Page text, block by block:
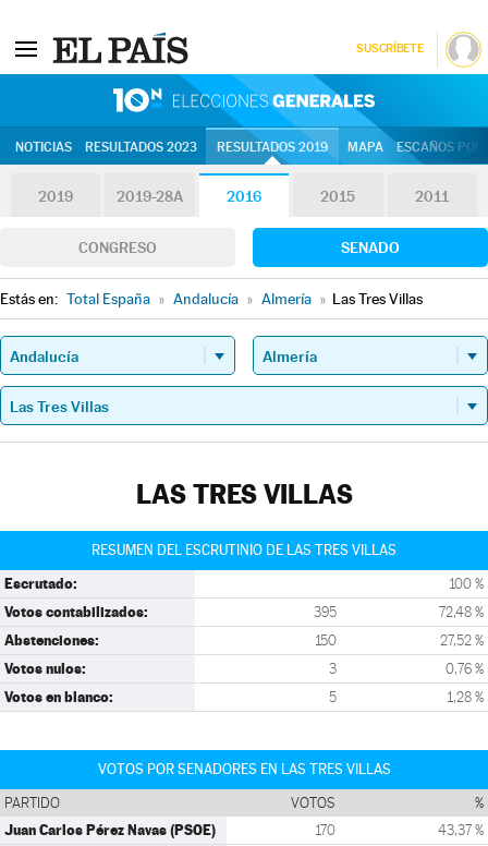
SUSCRÍBETE
NOTICIAS RESULTADOS 2023 RESULTADOS 2019 MAPA ESCAÑOS
2019 2019-28A 2016 2015 2011
CONGRESO SENADO
Estás en: Total España » Andalucía » Almería » Las Tres Villas
LAS TRES VILLAS
RESUMEN DEL ESCRUTINIO DE LAS TRES VILLAS
Escrutado: 100 %
Votos contabilizados: 395 72,48 %
Abstenciones: 150 27,52 %
Votos nulos: 3 0,76 %
Votos en blanco: 5 1,28 %
VOTOS POR SENADORES EN LAS TRES VILLAS
PARTIDO VOTOS %
Juan Carlos Pérez Navas (PSOE) 170 43,37 %